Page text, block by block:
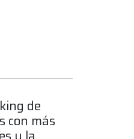
de
con más